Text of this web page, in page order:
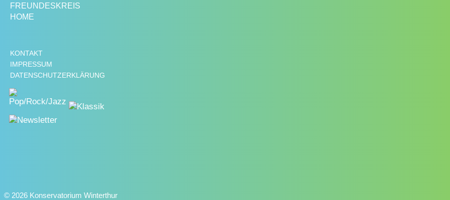
FREUNDESKREIS
HOME
KONTAKT
IMPRESSUM
DATENSCHUTZERKLÄRUNG
© 2026 Konservatorium Winterthur